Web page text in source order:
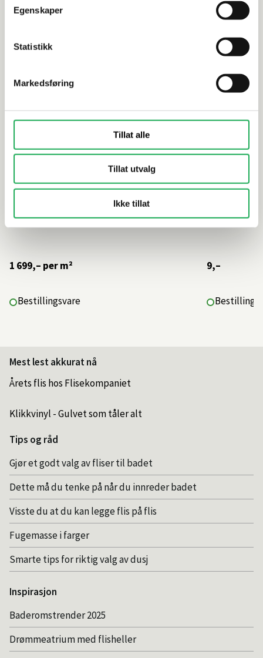
Egenskaper
Statistikk
Markedsføring
Tillat alle
Tillat utvalg
Ikke tillat
TONALITE
1 699,– per m²
Bestillingsvare
(Blank)
9,–
Mest lest akkurat nå
Årets flis hos Flisekompaniet
Klikkvinyl - Gulvet som tåler alt
Tips og råd
Gjør et godt valg av fliser til badet
Dette må du tenke på når du innreder badet
Visste du at du kan legge flis på flis
Fugemasse i farger
Smarte tips for riktig valg av dusj
Inspirasjon
Baderomstrender 2025
Drømmeatrium med flisheller